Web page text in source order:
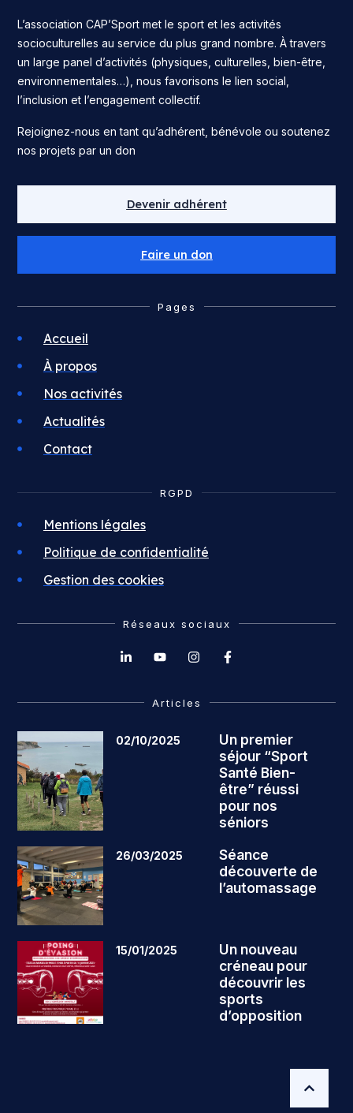
L’association CAP’Sport met le sport et les activités
socioculturelles au service du plus grand nombre. À travers
un large panel d’activités (physiques, culturelles, bien-être,
environnementales…), nous favorisons le lien social,
l’inclusion et l’engagement collectif.
Rejoignez-nous en tant qu’adhérent, bénévole ou soutenez
nos projets par un don
Devenir adhérent
Faire un don
Pages
Accueil
À propos
Nos activités
Actualités
Contact
RGPD
Mentions légales
Politique de confidentialité
Gestion des cookies
Réseaux sociaux
Articles
02/10/2025
Un premier
séjour “Sport
Santé Bien-
être” réussi
pour nos
séniors
26/03/2025
Séance
découverte de
l’automassage
15/01/2025
Un nouveau
créneau pour
découvrir les
sports
d’opposition